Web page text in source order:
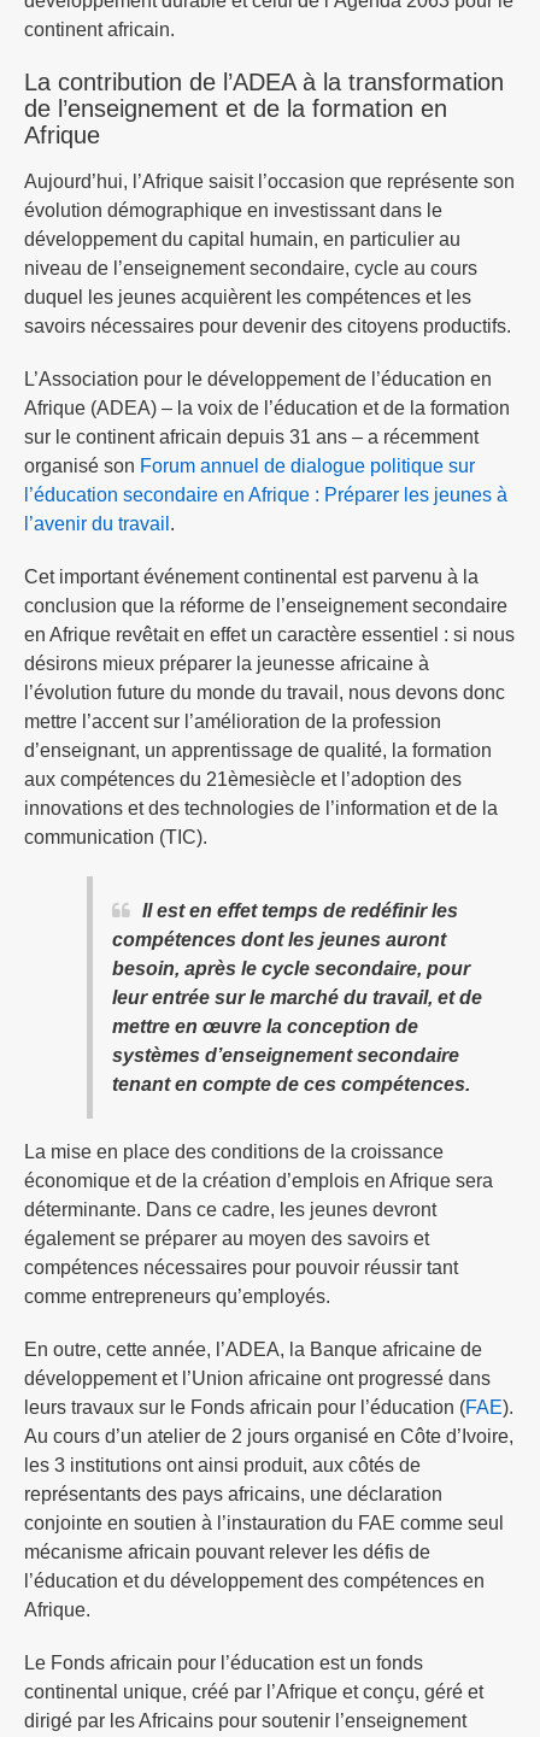
continent africain.
La contribution de l’ADEA à la transformation
de l’enseignement et de la formation en
Afrique
Aujourd’hui, l’Afrique saisit l’occasion que représente son
évolution démographique en investissant dans le
développement du capital humain, en particulier au
niveau de l’enseignement secondaire, cycle au cours
duquel les jeunes acquièrent les compétences et les
savoirs nécessaires pour devenir des citoyens productifs.
L’Association pour le développement de l’éducation en
Afrique (ADEA) – la voix de l’éducation et de la formation
sur le continent africain depuis 31 ans – a récemment
organisé son Forum annuel de dialogue politique sur
l’éducation secondaire en Afrique : Préparer les jeunes à
l’avenir du travail .
Cet important événement continental est parvenu à la
conclusion que la réforme de l’enseignement secondaire
en Afrique revêtait en effet un caractère essentiel : si nous
désirons mieux préparer la jeunesse africaine à
l’évolution future du monde du travail, nous devons donc
mettre l’accent sur l’amélioration de la profession
d’enseignant, un apprentissage de qualité, la formation
aux compétences du 21èmesiècle et l’adoption des
innovations et des technologies de l’information et de la
communication (TIC).
Il est en effet temps de redéfinir les
compétences dont les jeunes auront
besoin, après le cycle secondaire, pour
leur entrée sur le marché du travail, et de
mettre en œuvre la conception de
systèmes d’enseignement secondaire
tenant en compte de ces compétences.
La mise en place des conditions de la croissance
économique et de la création d’emplois en Afrique sera
déterminante. Dans ce cadre, les jeunes devront
également se préparer au moyen des savoirs et
compétences nécessaires pour pouvoir réussir tant
comme entrepreneurs qu’employés.
En outre, cette année, l’ADEA, la Banque africaine de
développement et l’Union africaine ont progressé dans
leurs travaux sur le Fonds africain pour l’éducation (FAE).
Au cours d’un atelier de 2 jours organisé en Côte d’Ivoire,
les 3 institutions ont ainsi produit, aux côtés de
représentants des pays africains, une déclaration
conjointe en soutien à l’instauration du FAE comme seul
mécanisme africain pouvant relever les défis de
l’éducation et du développement des compétences en
Afrique.
Le Fonds africain pour l’éducation est un fonds
continental unique, créé par l’Afrique et conçu, géré et
dirigé par les Africains pour soutenir l’enseignement